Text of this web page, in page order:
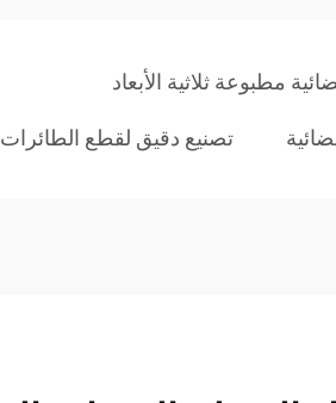
مطبوعة ثلاثية الأبعاد
تصنيع دقيق لقطع الطائرات